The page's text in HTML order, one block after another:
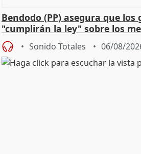
Bendodo (PP) asegura que los
"cumplirán la ley" sobre los
Sonido Totales 06/08/